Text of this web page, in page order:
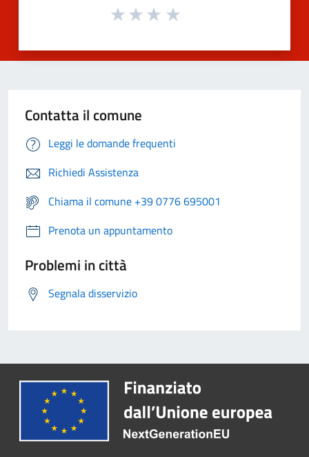
Contatta il comune
Leggi le domande frequenti
Richiedi Assistenza
Chiama il comune +39 0776 695001
Prenota un appuntamento
Problemi in città
Segnala disservizio